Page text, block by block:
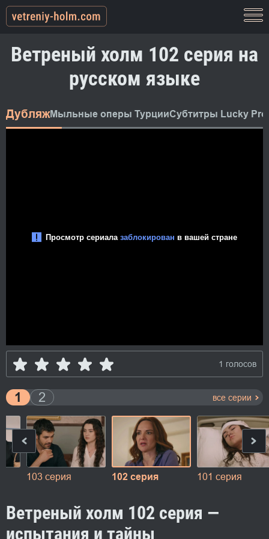
Ветреный холм 102 серия на
русском языке
ДубляжМыльные оперы ТурцииСубтитры Lucky
1 голосов
1 2 все серии
103 серия 102 серия 101 серия
Ветреный холм 102 серия —
испытания и тайны